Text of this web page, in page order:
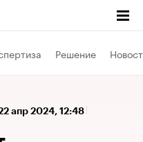
Решение
апр 2024, 12:48